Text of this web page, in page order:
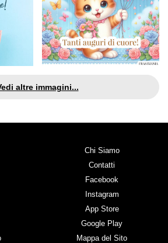
altre immagini...
Chi Siamo
Contatti
Facebook
Instagram
App Store
Google Play
Mappa del Sito